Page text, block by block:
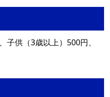
子供（3歳以上）500円、